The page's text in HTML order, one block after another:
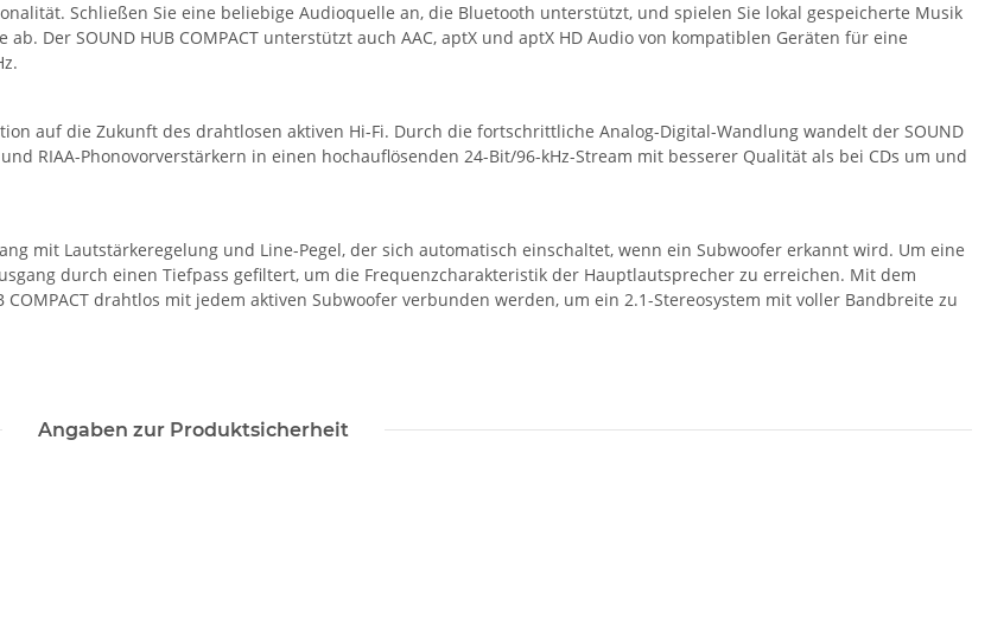
Schließen Sie eine beliebige Audioquelle an, die Bluetooth unterstützt, und spielen Sie lokal gespeicherte Musik
Der SOUND HUB COMPACT unterstützt auch AAC, aptX und aptX HD Audio von kompatiblen Geräten für eine
auf die Zukunft des drahtlosen aktiven Hi-Fi. Durch die fortschrittliche Analog-Digital-Wandlung wandelt der SOUND
RIAA-Phonovorverstärkern in einen hochauflösenden 24-Bit/96-kHz-Stream mit besserer Qualität als bei CDs um und
mit Lautstärkeregelung und Line-Pegel, der sich automatisch einschaltet, wenn ein Subwoofer erkannt wird. Um eine
durch einen Tiefpass gefiltert, um die Frequenzcharakteristik der Hauptlautsprecher zu erreichen. Mit dem
COMPACT drahtlos mit jedem aktiven Subwoofer verbunden werden, um ein 2.1-Stereosystem mit voller Bandbreite zu
Angaben zur Produktsicherheit